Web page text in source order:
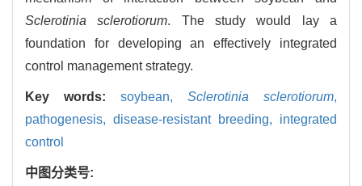
Sclerotinia sclerotiorum. The study would lay a
foundation for developing an effectively integrated
control management strategy.
Key words: soybean, Sclerotinia sclerotiorum,
pathogenesis, disease-resistant breeding, integrated
control
中图分类号: